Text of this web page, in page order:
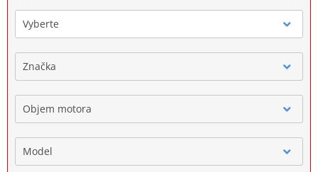
Vyberte
Značka
Objem motora
Model